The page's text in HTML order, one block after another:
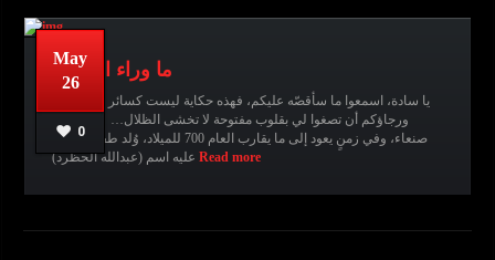
May
26
0
ما وراء العزيف
يا سادة، اسمعوا ما سأقصّه عليكم، فهذه حكاية ليست كسائر الحكايات،
ورجاؤكم أن تصغوا لي بقلوب مفتوحة لا تخشى الظلال… في مدينة
صنعاء، وفي زمنٍ يعود إلى ما يقارب العام 700 للميلاد، وُلد طفل أطلقوا
Read more
عبدالله قاسم No comments موضوع,بحث,
مقالة,العزيف,عبدالله الحظرد, جن, سحر,